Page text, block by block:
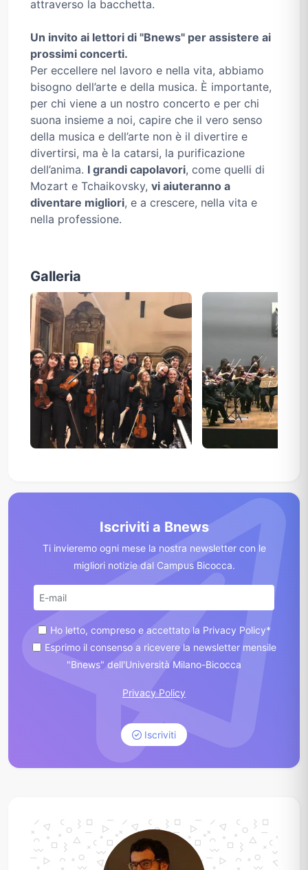
attraverso la bacchetta.
Un invito ai lettori di "Bnews" per assistere ai
prossimi concerti.
Per eccellere nel lavoro e nella vita, abbiamo
bisogno dell’arte e della musica. È importante,
per chi viene a un nostro concerto e per chi
suona insieme a noi, capire che il vero senso
della musica e dell’arte non è il divertire e
divertirsi, ma è la catarsi, la purificazione
dell’anima. I grandi capolavori, come quelli di
Mozart e Tchaikovsky, vi aiuteranno a
diventare migliori, e a crescere, nella vita e
nella professione.
Galleria
Iscriviti a Bnews
Ti invieremo ogni mese la nostra newsletter con le
migliori notizie dal Campus Bicocca.
Ho letto, compreso e accettato la Privacy Policy*
Esprimo il consenso a ricevere la newsletter mensile
"Bnews" dell'Università Milano-Bicocca
Privacy Policy
Iscriviti